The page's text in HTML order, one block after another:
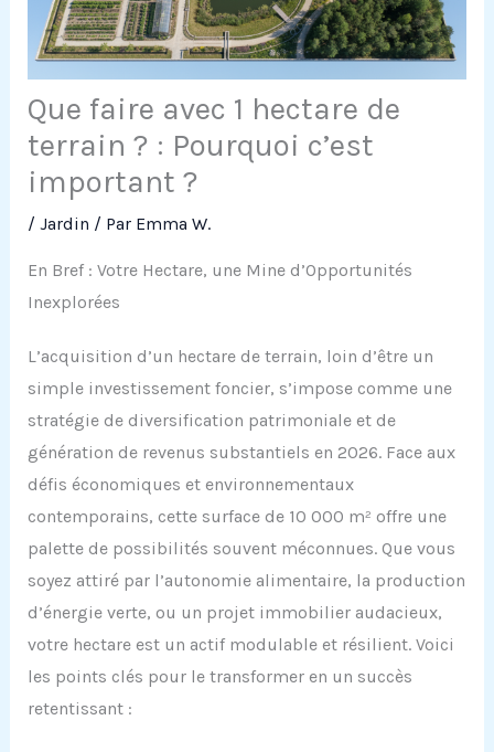
Que faire avec 1 hectare de
terrain ? : Pourquoi c’est
important ?
/ Jardin / Par Emma W.
En Bref : Votre Hectare, une Mine d’Opportunités
Inexplorées
L’acquisition d’un hectare de terrain, loin d’être un
simple investissement foncier, s’impose comme une
stratégie de diversification patrimoniale et de
génération de revenus substantiels en 2026. Face aux
défis économiques et environnementaux
contemporains, cette surface de 10 000 m² offre une
palette de possibilités souvent méconnues. Que vous
soyez attiré par l’autonomie alimentaire, la production
d’énergie verte, ou un projet immobilier audacieux,
votre hectare est un actif modulable et résilient. Voici
les points clés pour le transformer en un succès
retentissant :